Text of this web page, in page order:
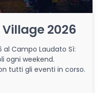
2026
al Campo Laudato Sì:
ogni weekend.
tutti gli eventi in corso.